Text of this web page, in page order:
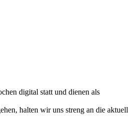
digital statt und dienen als
halten wir uns streng an die aktuell